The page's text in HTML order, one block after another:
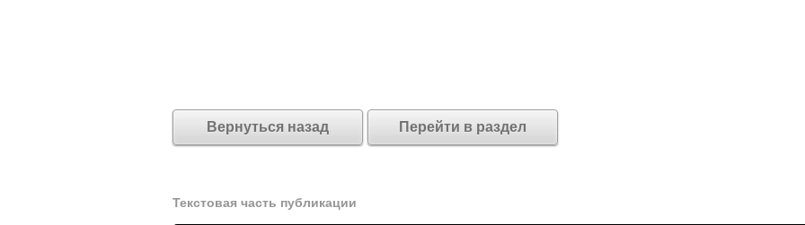
Вернуться назад Перейти в раздел
Текстовая часть публикации